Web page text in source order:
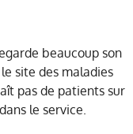
beaucoup son
site des maladies
pas de patients sur
le service.